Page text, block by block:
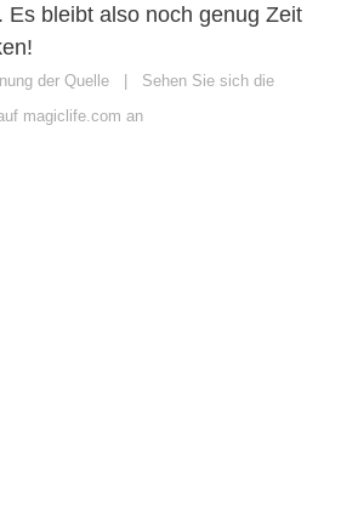
Es bleibt also noch genug Zeit
der Quelle | Sehen Sie sich die
magiclife.com an